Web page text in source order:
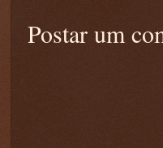
Postar um